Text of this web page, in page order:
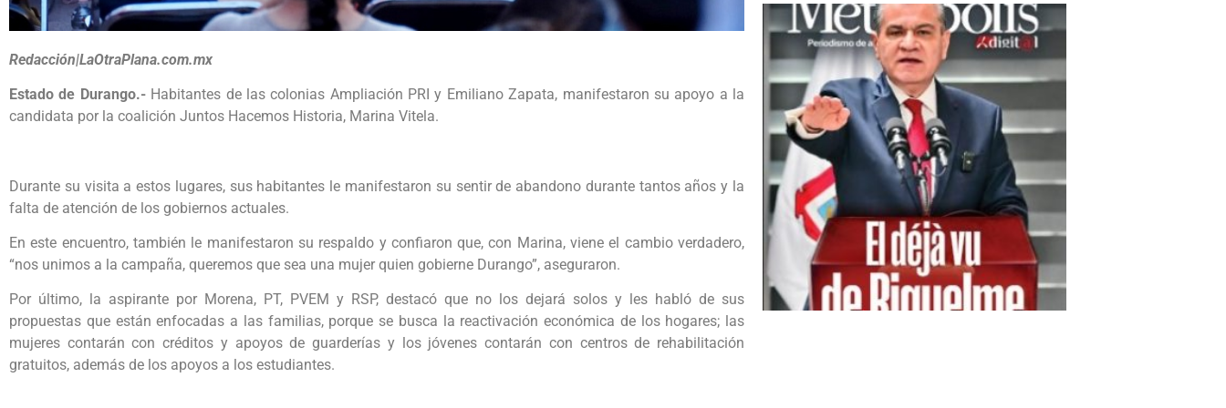
Redacción|LaOtraPlana.com.mx
Estado de Durango.-Habitantes de las colonias Ampliación PRI y Emiliano Zapata, manifestaron su apoyo a la
candidata por la coalición Juntos Hacemos Historia, Marina Vitela.
Durante su visita a estos lugares, sus habitantes le manifestaron su sentir de abandono durante tantos años y la
falta de atención de los gobiernos actuales.
En este encuentro, también le manifestaron su respaldo y confiaron que, con Marina, viene el cambio verdadero,
“nos unimos a la campaña, queremos que sea una mujer quien gobierne Durango”, aseguraron.
Por último, la aspirante por Morena, PT, PVEM y RSP, destacó que no los dejará solos y les habló de sus
propuestas que están enfocadas a las familias, porque se busca la reactivación económica de los hogares; las
mujeres contarán con créditos y apoyos de guarderías y los jóvenes contarán con centros de rehabilitación
gratuitos, además de los apoyos a los estudiantes.